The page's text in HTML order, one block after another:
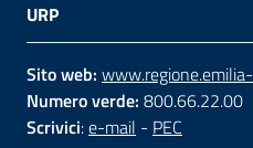
Seguici
su
URP
Sito web:
Numero verde: 800.66.22.00
Scrivici:e-mail - PEC